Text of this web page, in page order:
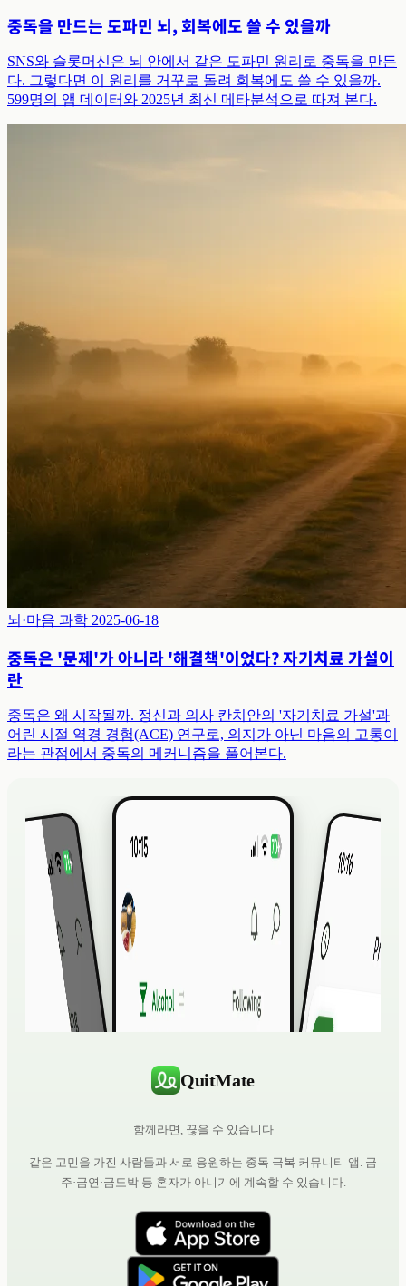
중독을 만드는 도파민 뇌, 회복에도 쓸 수 있을까
SNS와 슬롯머신은 뇌 안에서 같은 도파민 원리로 중독을 만든
다. 그렇다면 이 원리를 거꾸로 돌려 회복에도 쓸 수 있을까.
599명의 앱 데이터와 2025년 최신 메타분석으로 따져 본다.
뇌·마음 과학 2025-06-18
중독은 '문제'가 아니라 '해결책'이었다? 자기치료 가설이
란
중독은 왜 시작될까. 정신과 의사 칸치안의 '자기치료 가설'과
어린 시절 역경 경험(ACE) 연구로, 의지가 아닌 마음의 고통이
라는 관점에서 중독의 메커니즘을 풀어본다.
QuitMate
함께라면, 끊을 수 있습니다
같은 고민을 가진 사람들과 서로 응원하는 중독 극복 커뮤니티 앱. 금
주·금연·금도박 등 혼자가 아니기에 계속할 수 있습니다.